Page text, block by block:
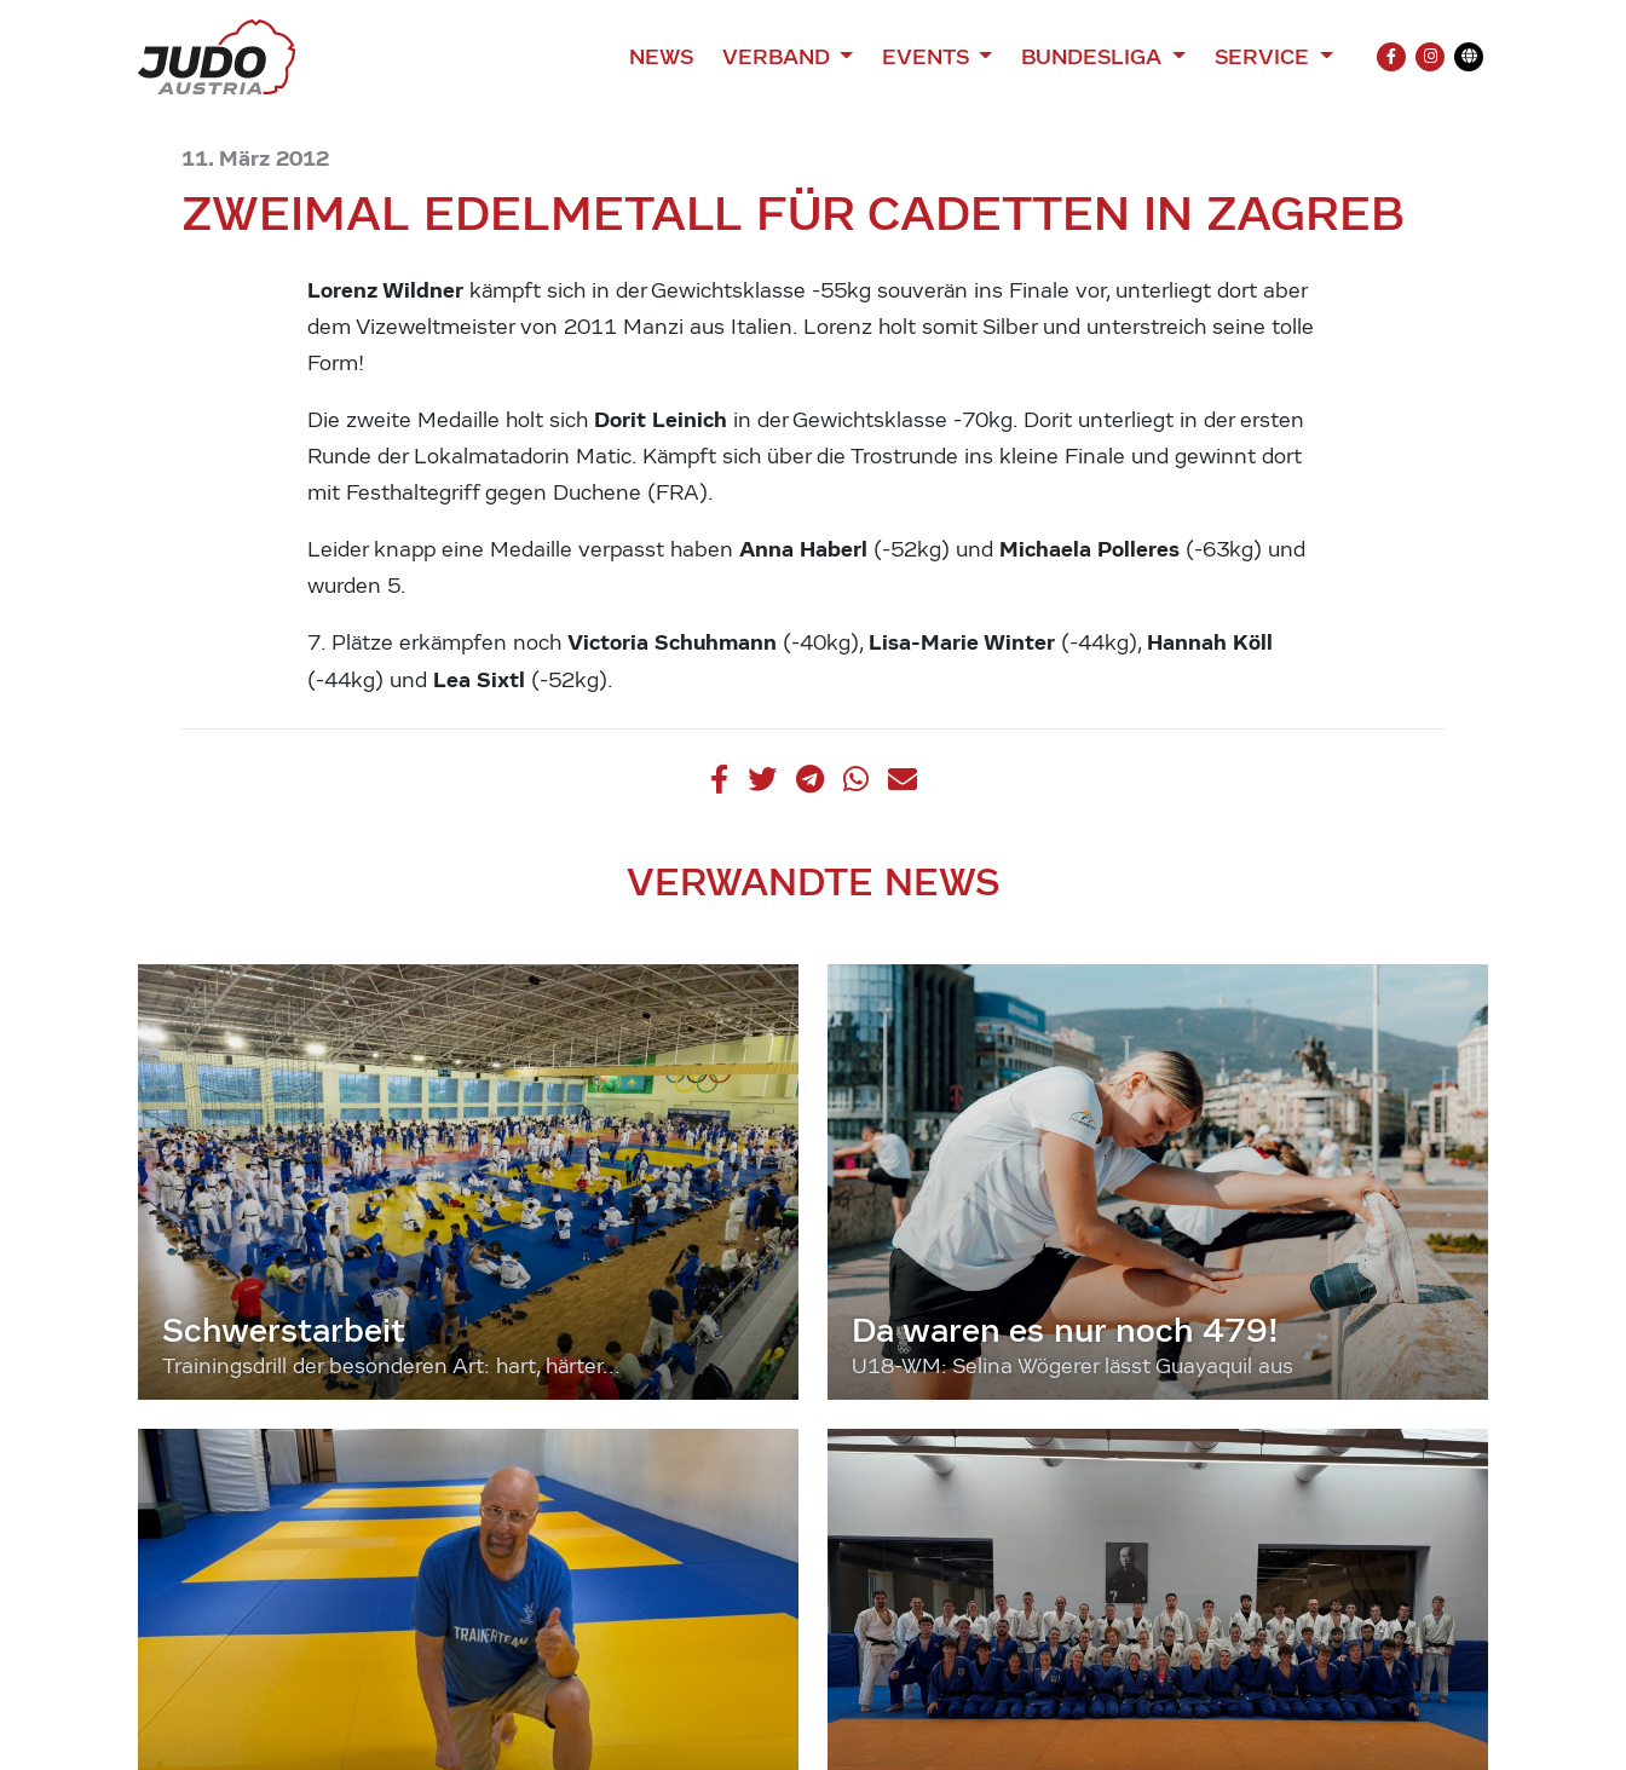
NEWS VERBAND EVENTS BUNDESLIGA SERVICE
FACEBOOK
INSTAGRAM
Übersetzung
11. März 2012
ZWEIMAL EDELMETALL FÜR CADETTEN IN ZAGREB
Lorenz Wildner kämpft sich in der Gewichtsklasse -55kg souverän ins Finale vor, unterliegt dort aber
dem Vizeweltmeister von 2011 Manzi aus Italien. Lorenz holt somit Silber und unterstreich seine tolle
Form!
Die zweite Medaille holt sich Dorit Leinich in der Gewichtsklasse -70kg. Dorit unterliegt in der ersten
Runde der Lokalmatadorin Matic. Kämpft sich über die Trostrunde ins kleine Finale und gewinnt dort
mit Festhaltegriff gegen Duchene (FRA).
Leider knapp eine Medaille verpasst habenAnna Haberl (-52kg) und Michaela Polleres (-63kg) und
wurden 5.
7. Plätze erkämpfen nochVictoria Schuhmann (-40kg), Lisa-Marie Winter (-44kg), Hannah Köll
(-44kg) und Lea Sixtl (-52kg).
VERWANDTE NEWS
Schwerstarbeit
Trainingsdrill der besonderen Art: hart, härter...
Da waren es nur noch 479!
U18-WM: Selina Wögerer lässt Guayaquil aus